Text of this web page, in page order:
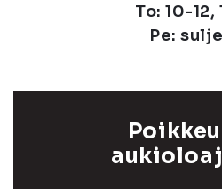
To: 10-12,
Pe: